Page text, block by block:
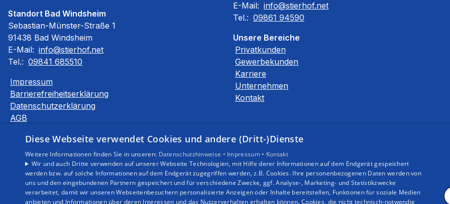
Standort Bad Windsheim
Sebastian-Münster-Straße 1
91438 Bad Windsheim
E-Mail: info@stierhof.net
Tel.: 09841 685510
Impressum
Barrierefreiheitserklärung
Datenschutzerklärung
AGB
E-Mail: info@stierhof.net
Tel.: 09861 94590
Unsere Bereiche
Privatkunden
Gewerbekunden
Karriere
Unternehmen
Kontakt
Diese Webseite verwendet Cookies und andere (Dritt-)Dienste
Weitere Informationen finden Sie in unseren: Datenschutzhinweise • Impressum • Kontakt
Wir und auch Dritte verwenden auf unserer Webseite Technologien, mit Hilfe derer Informationen auf dem Endgerät gespeichert
werden bzw. auf solche Informationen auf dem Endgerät zugegriffen werden, z.B. Cookies. Ihre personenbezogenen Daten werden von
uns und den eingebundenen Partnern gespeichert und für verschiedene Zwecke, ggf. Analyse-, Marketing- und Statistikzwecke
verarbeitet, damit wir unseren Webseitenbesuchern personalisierte Anzeigen oder Inhalte bereitstellen, Funktionen für soziale Medien
anbieten und Informationen über deren Interessen und das Nutzerverhalten erhalten können. Cookies, die nicht technisch-notwendig